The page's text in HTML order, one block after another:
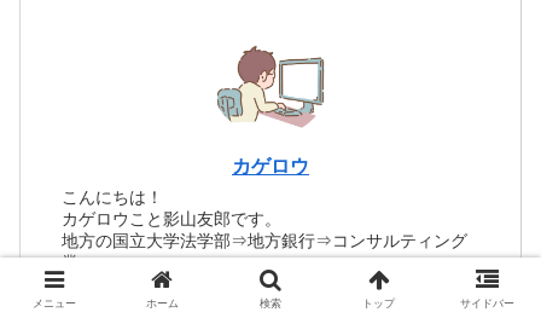
カゲロウ
こんにちは！
カゲロウこと影山友郎です。
地方の国立大学法学部⇒地方銀行⇒コンサルティング
業
2009年 宅建士試験合格
2011年 行政書士試験合格
メニュー ホーム 検索 トップ サイドバー